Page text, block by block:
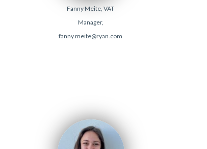
Fanny Meite, VAT
Manager,
fanny.meite@ryan.com